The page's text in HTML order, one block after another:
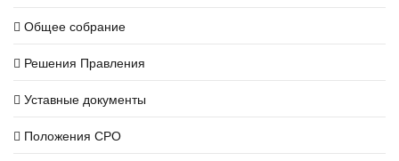
Общее собрание
Решения Правления
Уставные документы
Положения СРО